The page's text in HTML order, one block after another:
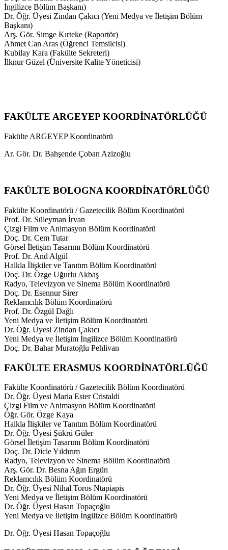
İngilizce Bölüm Başkanı)
Dr. Öğr. Üyesi Zindan Çakıcı (Yeni Medya ve İletişim Bölüm
Başkanı)
Arş. Gör. Simge Kırteke (Raportör)
Ahmet Can Aras (Öğrenci Temsilcisi)
Kubilay Kara (Fakülte Sekreteri)
İlknur Güzel (Üniversite Kalite Yöneticisi)
FAKÜLTE ARGEYEP KOORDİNATÖRLÜĞÜ
Fakülte ARGEYEP Koordinatörü
Ar. Gör. Dr. Bahşende Çoban Azizoğlu
FAKÜLTE BOLOGNA KOORDİNATÖRLÜĞÜ
Fakülte Koordinatörü / Gazetecilik Bölüm Koordinatörü
Prof. Dr. Süleyman İrvan
Çizgi Film ve Animasyon Bölüm Koordinatörü
Doç. Dr. Cem Tutar
Görsel İletişim Tasarımı Bölüm Koordinatörü
Prof. Dr. And Algül
Halkla İlişkiler ve Tanıtım Bölüm Koordinatörü
Doç. Dr. Özge Uğurlu Akbaş
Radyo, Televizyon ve Sinema Bölüm Koordinatörü
Doç. Dr. Esennur Sirer
Reklamcılık Bölüm Koordinatörü
Prof. Dr. Özgül Dağlı
Yeni Medya ve İletişim Bölüm Koordinatörü
Dr. Öğr. Üyesi Zindan Çakıcı
Yeni Medya ve İletişim İngilizce Bölüm Koordinatörü
Doç. Dr. Bahar Muratoğlu Pehlivan
FAKÜLTE ERASMUS KOORDİNATÖRLÜĞÜ
Fakülte Koordinatörü / Gazetecilik Bölüm Koordinatörü
Dr. Öğr. Üyesi Maria Ester Cristaldi
Çizgi Film ve Animasyon Bölüm Koordinatörü
Öğr. Gör. Özge Kaya
Halkla İlişkiler ve Tanıtım Bölüm Koordinatörü
Dr. Öğr. Üyesi Şükrü Güler
Görsel İletişim Tasarımı Bölüm Koordinatörü
Doç. Dr. Dicle Yıldırım
Radyo, Televizyon ve Sinema Bölüm Koordinatörü
Arş. Gör. Dr. Besna Ağın Ergün
Reklamcılık Bölüm Koordinatörü
Dr. Öğr. Üyesi Nihal Toros Ntapiapis
Yeni Medya ve İletişim Bölüm Koordinatörü
Dr. Öğr. Üyesi Hasan Topaçoğlu
Yeni Medya ve İletişim İngilizce Bölüm Koordinatörü
Dr. Öğr. Üyesi Hasan Topaçoğlu